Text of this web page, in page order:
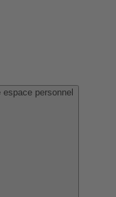
personnel